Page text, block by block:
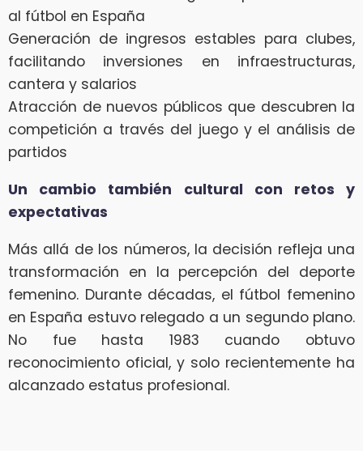
al fútbol en España
Generación de ingresos estables para clubes,
facilitando inversiones en infraestructuras,
cantera y salarios
Atracción de nuevos públicos que descubren la
competición a través del juego y el análisis de
partidos
Un cambio también cultural con retos y
expectativas
Más allá de los números, la decisión refleja una
transformación en la percepción del deporte
femenino. Durante décadas, el fútbol femenino
en España estuvo relegado a un segundo plano.
No fue hasta 1983 cuando obtuvo
reconocimiento oficial, y solo recientemente ha
alcanzado estatus profesional.